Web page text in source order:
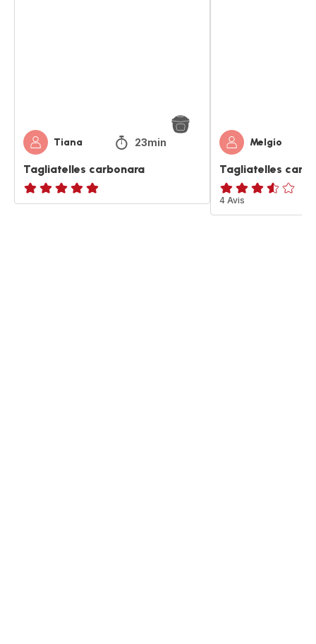
Tiana 23min
Tagliatelles carbonara
ratings.NaN
Melgio
Tagliatelles
ratings.3.5
4 Avis